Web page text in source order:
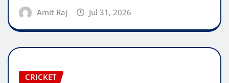
Amit Raj Jul 31, 2026
CRICKET